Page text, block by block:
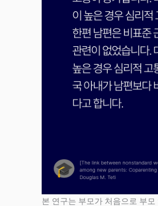
본 연구는 부모가 처음으로 부